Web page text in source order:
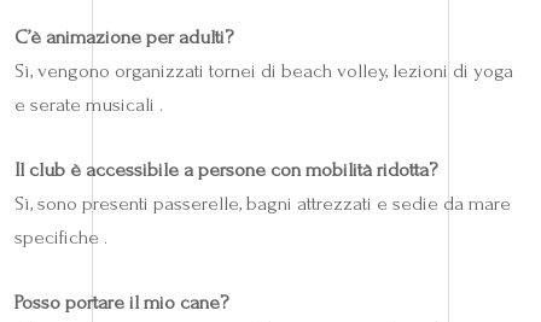
C’è animazione per adulti?
Sì, vengono organizzati tornei di beach volley, lezioni di yoga
e serate musicali .
Il club è accessibile a persone con mobilità ridotta?
Sì, sono presenti passerelle, bagni attrezzati e sedie da mare
specifiche .
Posso portare il mio cane?